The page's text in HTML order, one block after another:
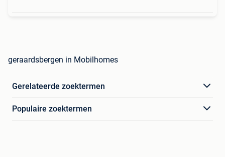
geraardsbergen in Mobilhomes
Gerelateerde zoektermen
Populaire zoektermen